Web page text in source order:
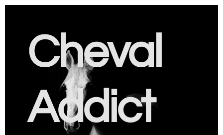
Cheval
Addict